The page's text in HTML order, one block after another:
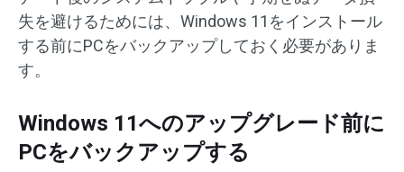
失を避けるためには、Windows 11をインストール
する前にPCをバックアップしておく必要がありま
す。
Windows 11へのアップグレード前に
PCをバックアップする